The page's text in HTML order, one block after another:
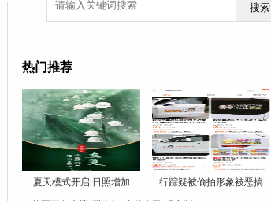
搜索
热门推荐
夏天模式开启 日照增加 行踪疑被偷拍形象被恶搞